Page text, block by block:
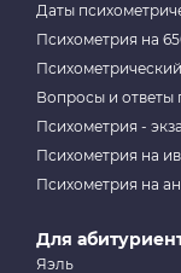
Даты
Психометрия на
Вопросы и ответы
Психометрия -
Психометрия на
Психометрия на
Для
Яэль